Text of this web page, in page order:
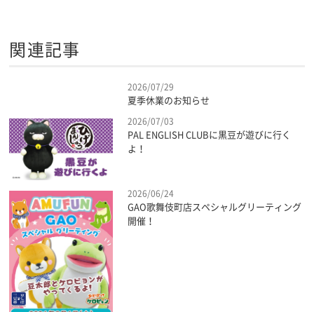
関連記事
2026/07/29
夏季休業のお知らせ
2026/07/03
PAL ENGLISH CLUBに黒豆が遊びに行く
よ！
2026/06/24
GAO歌舞伎町店スペシャルグリーティング
開催！